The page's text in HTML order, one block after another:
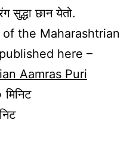
सुद्धा छान येतो.
the Maharashtrian
here –
Aamras Puri